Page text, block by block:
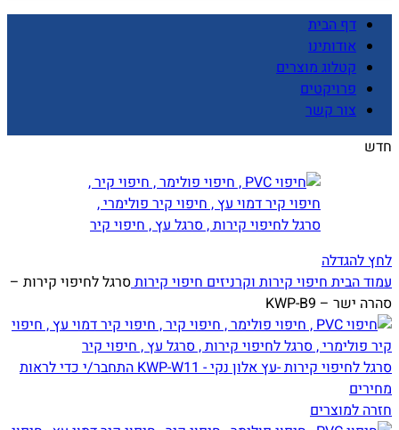
דף הבית
אודותינו
קטלוג מוצרים
פרויקטים
צור קשר
חדש
לחץ להגדלה
עמוד הביתחיפוי קירות וקרניזיםחיפוי קירותסרגל לחיפוי קירות –
סהרה ישר – KWP-B9
סרגל לחיפוי קירות -עץ אלון נקי - KWP-W11
התחבר/י כדי לראות
מחירים
חזרה למוצרים